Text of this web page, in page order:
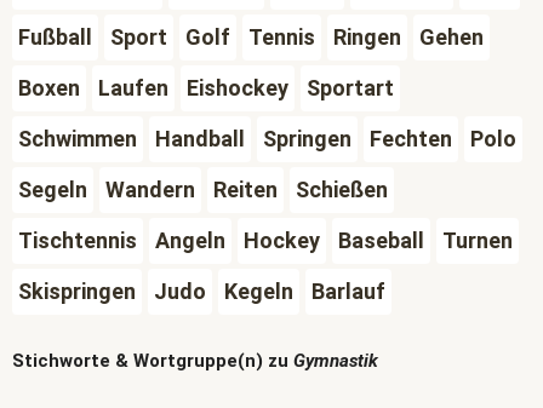
Fußball
Sport Golf Tennis Ringen
Gehen
Boxen
Laufen Eishockey
Sportart
Schwimmen
Handball Springen Fechten
Polo
Segeln
Wandern Reiten
Schießen
Tischtennis
Angeln Hockey Baseball
Turnen
Skispringen
Judo Kegeln Barlauf
Stichworte & Wortgruppe(n) zu Gymnastik